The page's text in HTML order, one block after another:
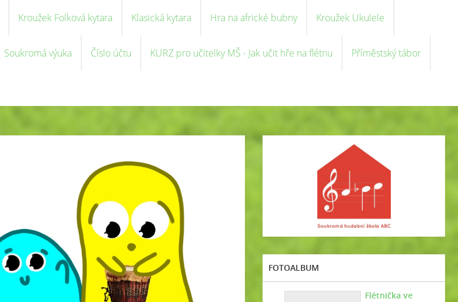
Kroužek Folková kytara Klasická kytara Hra na africké bubny Kroužek Ukulele
Soukromá výuka Číslo účtu KURZ pro učitelky MŠ - Jak učit hře na flétnu Příměstský tábor
FOTOALBUM
Flétnička ve